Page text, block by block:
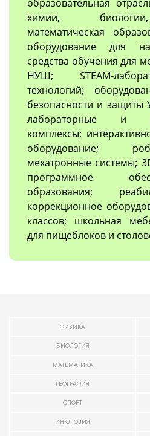
образовательная
химии,
математическая
оборудование для
средства обучения для
НУШ; STEAM-
технологий;
безопасности и
лабораторные и
комплексы;
оборудование;
мехатронные системы;
программное
образования;
коррекционное
классов; школьная
для пищеблоков и
ФИЗИКА
БИОЛОГИЯ
МАТЕМАТИКА
ГЕОГРАФИЯ
СПОРТ
ИНКЛЮЗИЯ